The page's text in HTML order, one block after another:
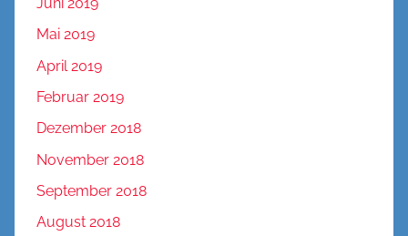
Mai 2019
April 2019
Februar 2019
Dezember 2018
November 2018
September 2018
August 2018